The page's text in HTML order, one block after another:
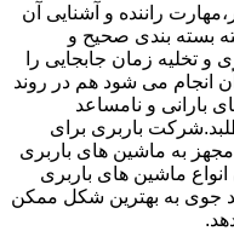
راننده و آشنایی آن
بسته بندی صحیح و
و تخلیه زمان جابجایی را
انجام می شود هم در روند
بارانی و نامساعد
باربری برای
به ماشین های باربری
انواع ماشین های باربری
جوی به بهترین شکل ممکن